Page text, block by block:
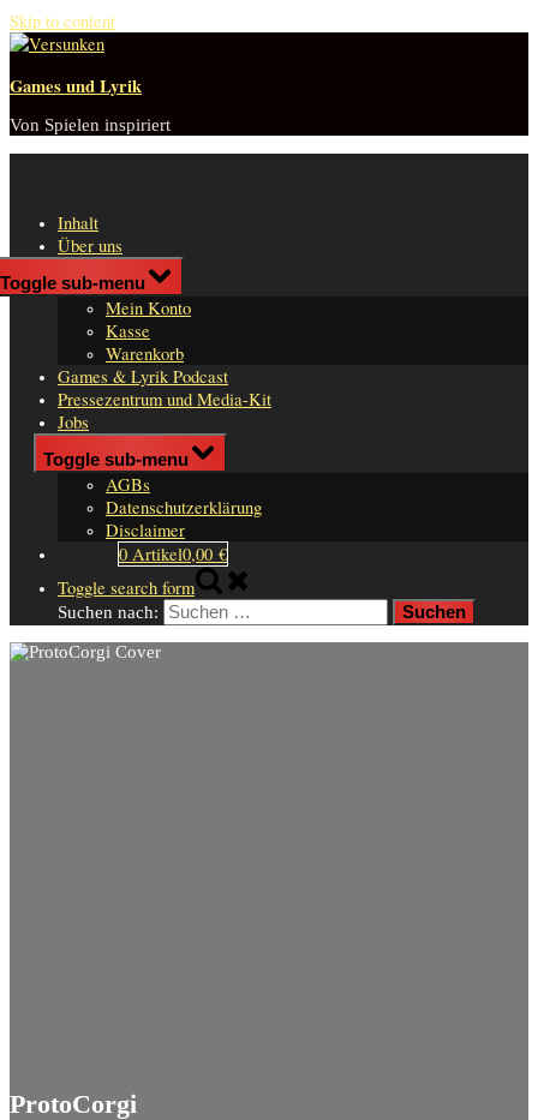
Skip to content
Games und Lyrik
Von Spielen inspiriert
Inhalt
Über uns
Shop
Toggle sub-menu
Mein Konto
Kasse
Warenkorb
Games & Lyrik Podcast
Pressezentrum und Media-Kit
Jobs
Impressum
Toggle sub-menu
AGBs
Datenschutzerklärung
Disclaimer
0 Artikel0,00 €
Toggle search form
Suchen nach:
ProtoCorgi